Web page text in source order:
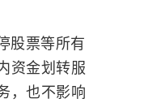
股票等所有
资金划转服
，也不影响